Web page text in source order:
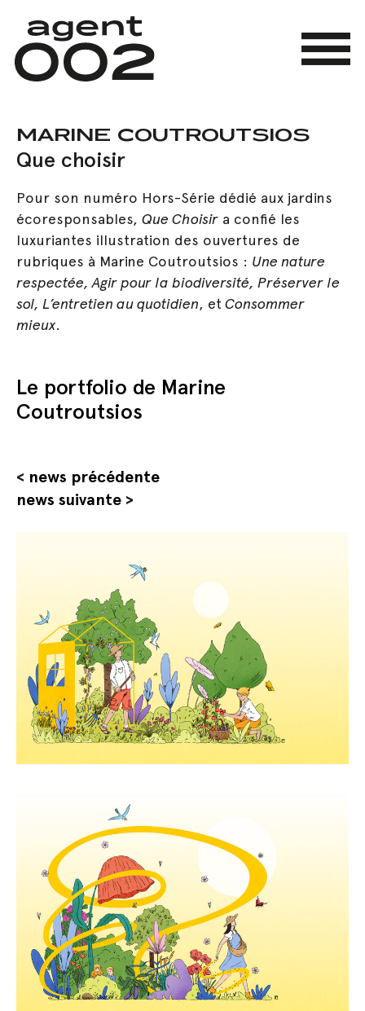
main
content
Menu
MARINE COUTROUTSIOS
Que choisir
Pour son numéro Hors-Série dédié aux jardins
écoresponsables,Que Choisir a confié les
luxuriantes illustration des ouvertures de
rubriques à Marine Coutroutsios : Une nature
respectée, Agir pour la biodiversité, Préserver le
sol, L’entretien au quotidien, et Consommer
mieux.
Le portfolio de Marine
Coutroutsios
< news précédente
news suivante >